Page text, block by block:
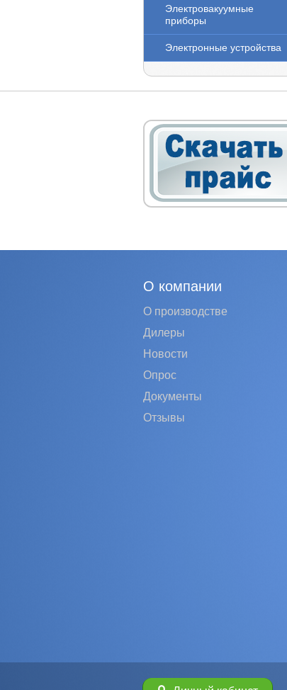
Электровакуумные
приборы
Электронные устройства
О компании
О производстве
Дилеры
Новости
Опрос
Документы
Отзывы